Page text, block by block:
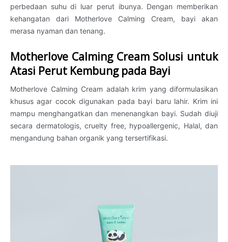
perbedaan suhu di luar perut ibunya. Dengan memberikan
kehangatan dari Motherlove Calming Cream, bayi akan
merasa nyaman dan tenang.
Motherlove Calming Cream Solusi untuk
Atasi Perut Kembung pada Bayi
Motherlove Calming Cream adalah krim yang diformulasikan
khusus agar cocok digunakan pada bayi baru lahir. Krim ini
mampu menghangatkan dan menenangkan bayi. Sudah diuji
secara dermatologis, cruelty free, hypoallergenic, Halal, dan
mengandung bahan organik yang tersertifikasi.